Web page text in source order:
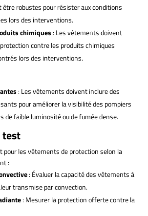
robustes pour résister aux conditions
lors des interventions.
chimiques : Les vêtements doivent
contre les produits chimiques
lors des interventions.
: Les vêtements doivent inclure des
pour améliorer la visibilité des pompiers
de faible luminosité ou de fumée dense.
test
pour les vêtements de protection selon la
:
: Évaluer la capacité des vêtements à
transmise par convection.
: Mesurer la protection offerte contre la